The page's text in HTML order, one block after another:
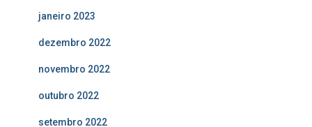
janeiro 2023
dezembro 2022
novembro 2022
outubro 2022
setembro 2022